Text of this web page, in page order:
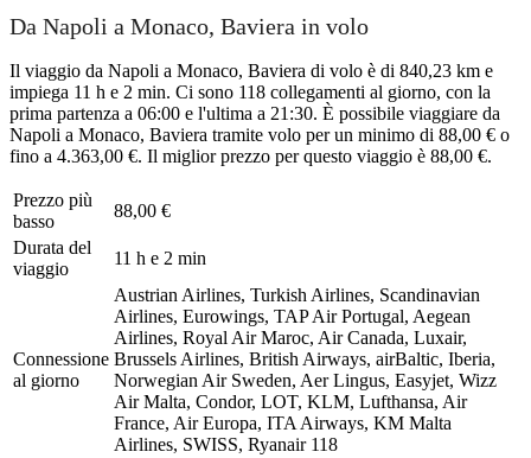
Da Napoli a Monaco, Baviera in volo
Il viaggio da Napoli a Monaco, Baviera di volo è di 840,23 km e
impiega 11 h e 2 min. Ci sono 118 collegamenti al giorno, con la
prima partenza a 06:00 e l'ultima a 21:30. È possibile viaggiare da
Napoli a Monaco, Baviera tramite volo per un minimo di 88,00 € o
fino a 4.363,00 €. Il miglior prezzo per questo viaggio è 88,00 €.
Prezzo più
basso
88,00 €
Durata del
viaggio
11 h e 2 min
Connessione
al giorno
Austrian Airlines, Turkish Airlines, Scandinavian
Airlines, Eurowings, TAP Air Portugal, Aegean
Airlines, Royal Air Maroc, Air Canada, Luxair,
Brussels Airlines, British Airways, airBaltic, Iberia,
Norwegian Air Sweden, Aer Lingus, Easyjet, Wizz
Air Malta, Condor, LOT, KLM, Lufthansa, Air
France, Air Europa, ITA Airways, KM Malta
Airlines, SWISS, Ryanair 118